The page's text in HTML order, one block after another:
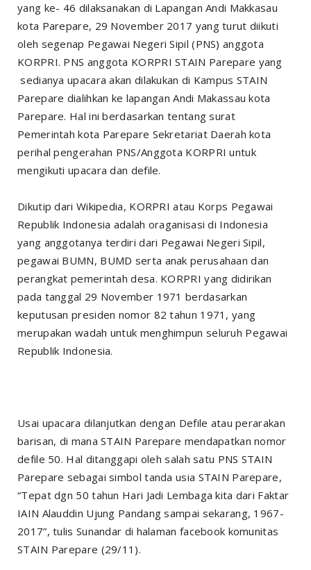
yang ke- 46 dilaksanakan di Lapangan Andi Makkasau
kota Parepare, 29 November 2017 yang turut diikuti
oleh segenap Pegawai Negeri Sipil (PNS) anggota
KORPRI. PNS anggota KORPRI STAIN Parepare yang
sedianya upacara akan dilakukan di Kampus STAIN
Parepare dialihkan ke lapangan Andi Makassau kota
Parepare. Hal ini berdasarkan tentang surat
Pemerintah kota Parepare Sekretariat Daerah kota
perihal pengerahan PNS/Anggota KORPRI untuk
mengikuti upacara dan defile.
Dikutip dari Wikipedia, KORPRI atau Korps Pegawai
Republik Indonesia adalah oraganisasi di Indonesia
yang anggotanya terdiri dari Pegawai Negeri Sipil,
pegawai BUMN, BUMD serta anak perusahaan dan
perangkat pemerintah desa. KORPRI yang didirikan
pada tanggal 29 November 1971 berdasarkan
keputusan presiden nomor 82 tahun 1971, yang
merupakan wadah untuk menghimpun seluruh Pegawai
Republik Indonesia.
Usai upacara dilanjutkan dengan Defile atau perarakan
barisan, di mana STAIN Parepare mendapatkan nomor
defile 50. Hal ditanggapi oleh salah satu PNS STAIN
Parepare sebagai simbol tanda usia STAIN Parepare,
“Tepat dgn 50 tahun Hari Jadi Lembaga kita dari Faktar
IAIN Alauddin Ujung Pandang sampai sekarang, 1967-
2017”, tulis Sunandar di halaman facebook komunitas
STAIN Parepare (29/11).